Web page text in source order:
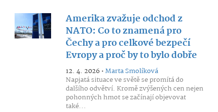
Amerika zvažuje odchod z
NATO: Co to znamená pro
Čechy a pro celkové bezpečí
Evropy a proč by to bylo dobře
12. 4. 2026 •Marta Smolíková
Napjatá situace ve světě se promítá do
dalšího odvětví. Kromě zvýšených cen nejen
pohonných hmot se začínají objevovat
také...